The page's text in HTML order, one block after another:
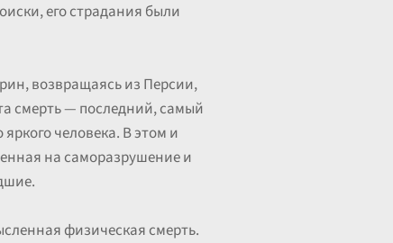
его страдания были
возвращаясь из Персии,
смерть — последний, самый
человека. В этом и
на саморазрушение и
физическая смерть.